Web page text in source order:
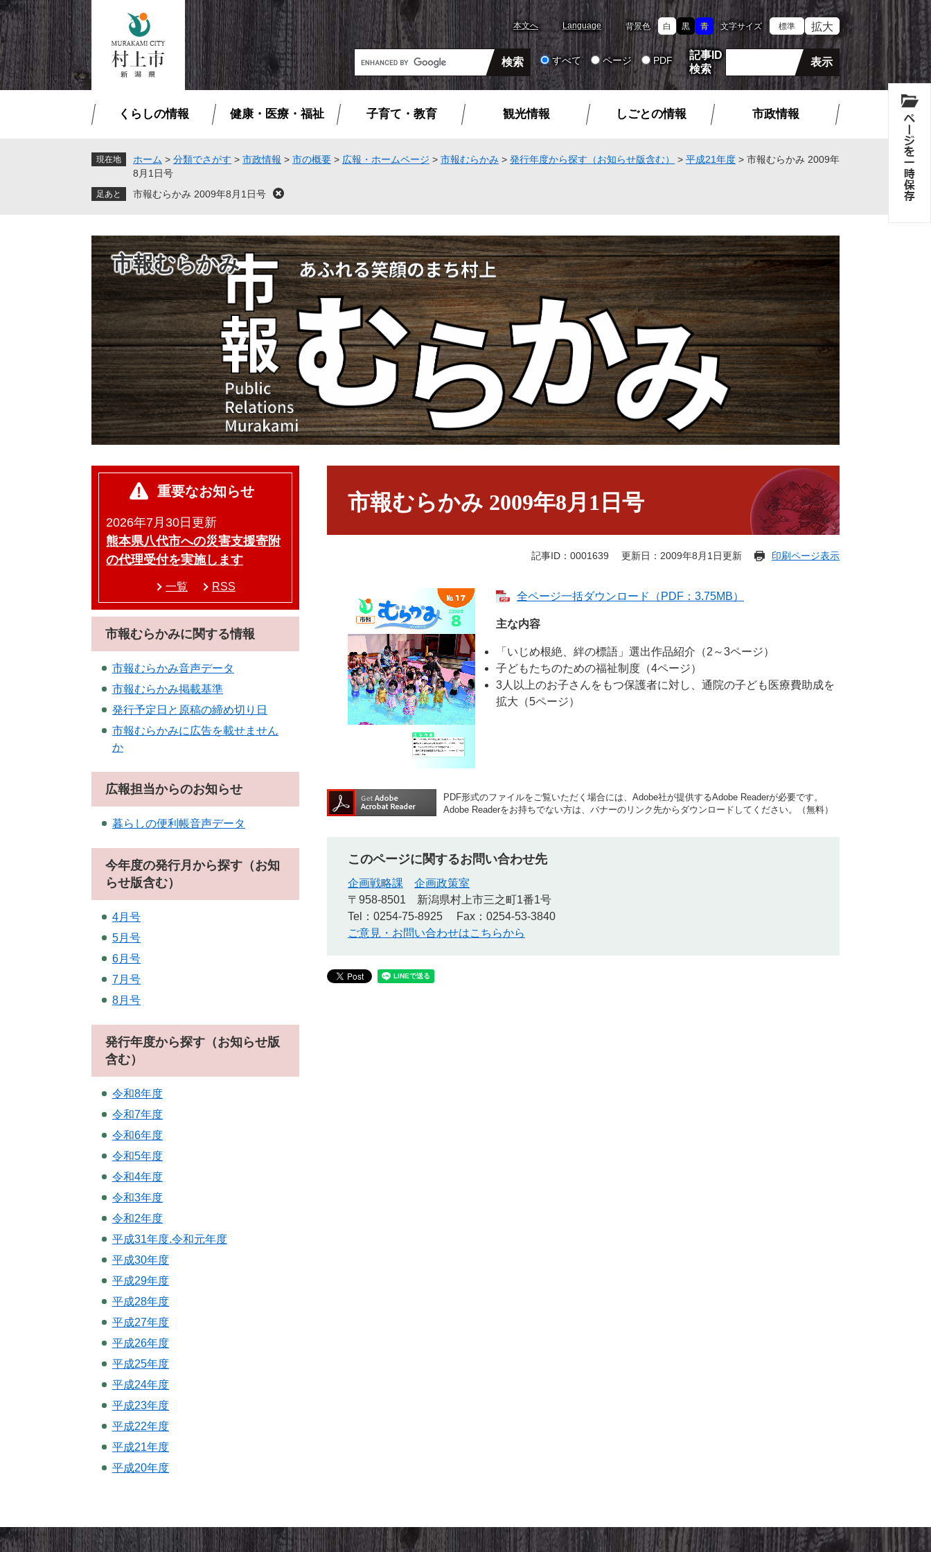
ペ
ー
ジ
の
先
頭
メ
ニ
ュ
ー
を
飛
本文へ Language 背景色 白 黒 青 文字サイズ 標準 拡大
G
o
o
カ
索
すべて ページ PDF
記事ID
検索
くらしの情報 健康・医療・福祉 子育て・教育 観光情報 しごとの情報 市政情報
現在地 ホーム > 分類でさがす > 市政情報 > 市の概要 > 広報・ホームページ > 市報むらかみ > 発行年度から探す（お知らせ版含む） > 平成21年度 > 市報むらかみ 2009年
8月1日号
市報むらかみ 2009年8月1日号
閉
市報むらかみ
市報むらかみ 2009年8月1日号
記事ID：0001639 更新日：2009年8月1日更新 印刷ページ表示
全ページ一括ダウンロード（PDF：3.75MB）
主な内容
「いじめ根絶、絆の標語」選出作品紹介（2～3ページ）
子どもたちのための福祉制度（4ページ）
3人以上のお子さんをもつ保護者に対し、通院の子ども医療費助成を
拡大（5ページ）
PDF形式のファイルをご覧いただく場合には、Adobe社が提供するAdobe Readerが必要です。
Adobe Readerをお持ちでない方は、バナーのリンク先からダウンロードしてください。（無料）
このページに関するお問い合わせ先
企画戦略課
企画政策室
〒958-8501
新潟県村上市三之町1番1号
Tel：0254-75-8925
Fax：0254-53-3840
ご意見・お問い合わせはこちらから
重要なお知らせ
2026年7月30日更新
熊本県八代市への災害支援寄附
の代理受付を実施します
一覧 RSS
市報むらかみに関する情報
市報むらかみ音声データ
市報むらかみ掲載基準
発行予定日と原稿の締め切り日
市報むらかみに広告を載せません
か
広報担当からのお知らせ
暮らしの便利帳音声データ
今年度の発行月から探す（お知
らせ版含む）
4月号
5月号
6月号
7月号
8月号
発行年度から探す（お知らせ版
含む）
令和8年度
令和7年度
令和6年度
令和5年度
令和4年度
令和3年度
令和2年度
平成31年度.令和元年度
平成30年度
平成29年度
平成28年度
平成27年度
平成26年度
平成25年度
平成24年度
平成23年度
平成22年度
平成21年度
平成20年度